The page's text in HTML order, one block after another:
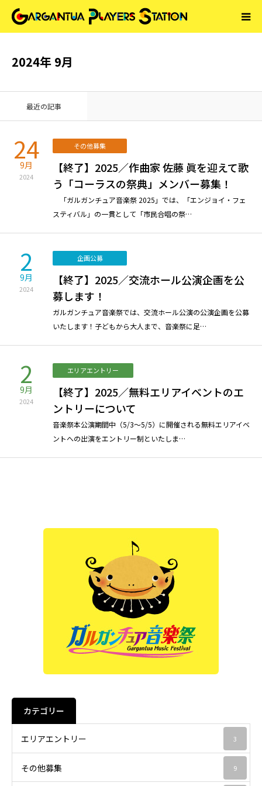
2024年 9月
最近の記事
24
9月
2024
その他募集
【終了】2025／作曲家 佐藤 眞を迎えて歌
う「コーラスの祭典」メンバー募集！
「ガルガンチュア音楽祭 2025」では、「エンジョイ・フェ
スティバル」の一貫として「市民合唱の祭…
2
9月
2024
企画公募
【終了】2025／交流ホール公演企画を公
募します！
ガルガンチュア音楽祭では、交流ホール公演の公演企画を公募
いたします！子どもから大人まで、音楽祭に足…
2
9月
2024
エリアエントリー
【終了】2025／無料エリアイベントのエ
ントリーについて
音楽祭本公演期間中（5/3〜5/5）に開催される無料エリアイベ
ントへの出演をエントリー制といたしま…
カテゴリー
エリアエントリー 3
その他募集 9
その他募集
Contact